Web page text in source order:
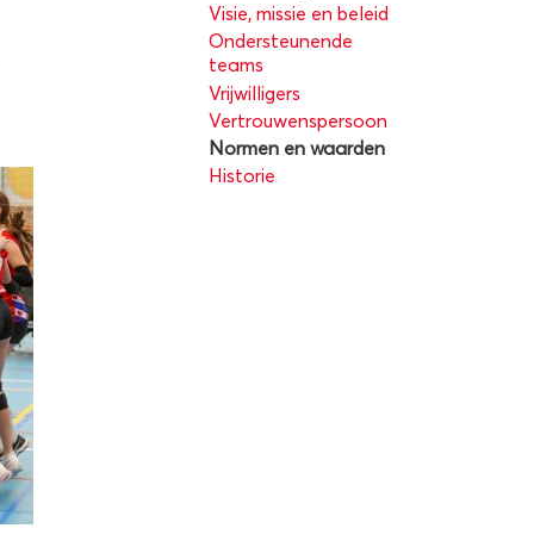
Visie, missie en beleid
Ondersteunende
teams
Vrijwilligers
Vertrouwenspersoon
Normen en waarden
Historie